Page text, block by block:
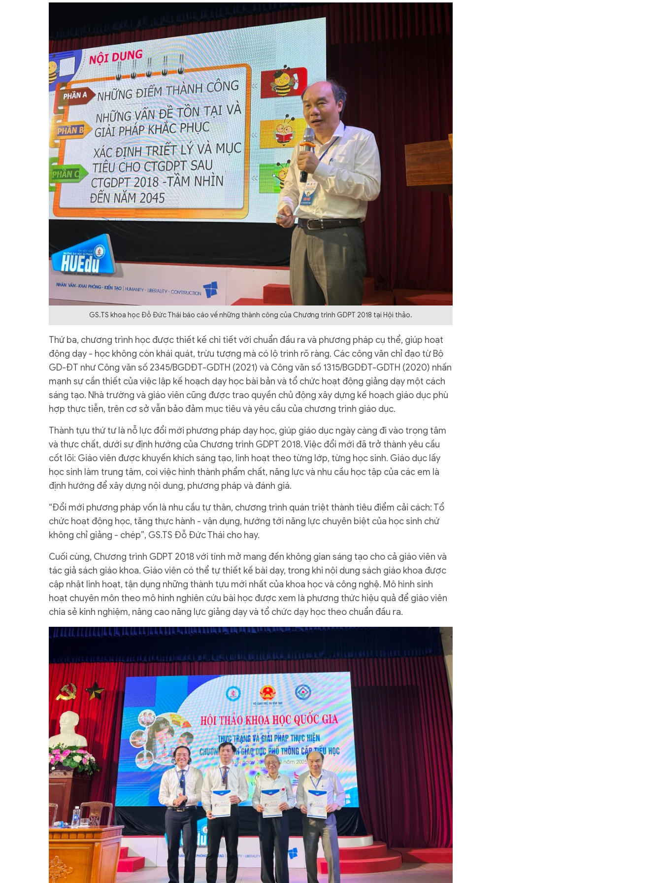
GS.TS khoa học Đỗ Đức Thái báo cáo về những thành công của Chương trình GDPT 2018 tại Hội thảo.
Thứ ba, chương trình học được thiết kế chi tiết với chuẩn đầu ra và phương pháp cụ thể, giúp hoạt
động dạy - học không còn khái quát, trừu tượng mà có lộ trình rõ ràng. Các công văn chỉ đạo từ Bộ
GD-ĐT như Công văn số 2345/BGDĐT-GDTH (2021) và Công văn số 1315/BGDĐT-GDTH (2020) nhấn
mạnh sự cần thiết của việc lập kế hoạch dạy học bài bản và tổ chức hoạt động giảng dạy một cách
sáng tạo. Nhà trường và giáo viên cũng được trao quyền chủ động xây dựng kế hoạch giáo dục phù
hợp thực tiễn, trên cơ sở vẫn bảo đảm mục tiêu và yêu cầu của chương trình giáo dục.
Thành tựu thứ tư là nỗ lực đổi mới phương pháp dạy học, giúp giáo dục ngày càng đi vào trọng tâm
và thực chất, dưới sự định hướng của Chương trình GDPT 2018. Việc đổi mới đã trở thành yêu cầu
cốt lõi: Giáo viên được khuyến khích sáng tạo, linh hoạt theo từng lớp, từng học sinh. Giáo dục lấy
học sinh làm trung tâm, coi việc hình thành phẩm chất, năng lực và nhu cầu học tập của các em là
định hướng để xây dựng nội dung, phương pháp và đánh giá.
“Đổi mới phương pháp vốn là nhu cầu tự thân, chương trình quán triệt thành tiêu điểm cải cách: Tổ
chức hoạt động học, tăng thực hành - vận dụng, hướng tới năng lực chuyên biệt của học sinh chứ
không chỉ giảng - chép”, GS.TS Đỗ Đức Thái cho hay.
Cuối cùng, Chương trình GDPT 2018 với tính mở mang đến không gian sáng tạo cho cả giáo viên và
tác giả sách giáo khoa. Giáo viên có thể tự thiết kế bài dạy, trong khi nội dung sách giáo khoa được
cập nhật linh hoạt, tận dụng những thành tựu mới nhất của khoa học và công nghệ. Mô hình sinh
hoạt chuyên môn theo mô hình nghiên cứu bài học được xem là phương thức hiệu quả để giáo viên
chia sẻ kinh nghiệm, nâng cao năng lực giảng dạy và tổ chức dạy học theo chuẩn đầu ra.